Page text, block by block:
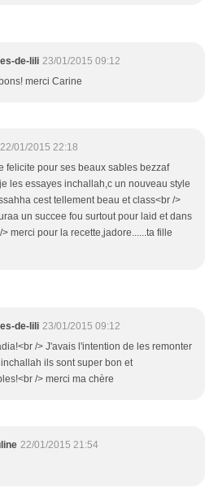
de-lili 23/01/2015 09:12
merci Carine
22/01/2015 22:18
felicite pour ses beaux sables bezzaf
les essayes inchallah,c un nouveau style
cest tellement beau et class<br />
un succee fou surtout pour laid et dans
> merci pour la recette,jadore......ta fille
de-lili 23/01/2015 09:12
/> J'avais l'intention de les remonter
ils sont super bon et
/> merci ma chère
22/01/2015 21:54